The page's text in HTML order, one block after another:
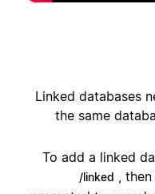
Linked databases
the same
To add a linked
/linked ,